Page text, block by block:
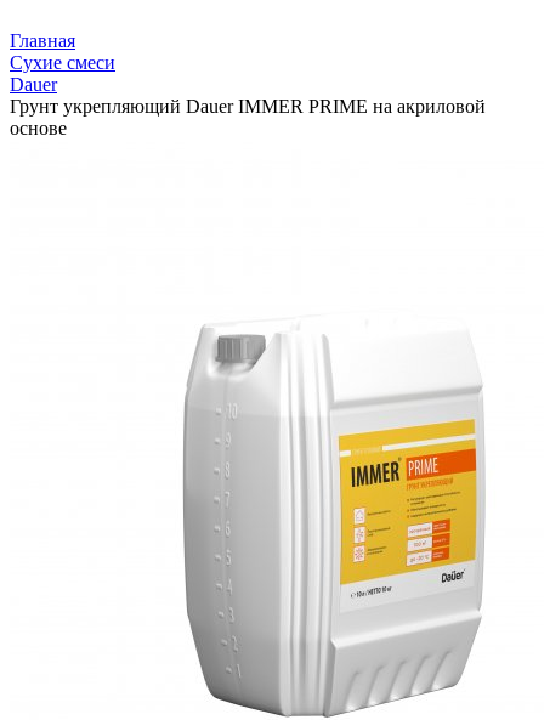
Главная
Сухие смеси
Dauer
Грунт укрепляющий Dauer IMMER PRIME на акриловой
основе